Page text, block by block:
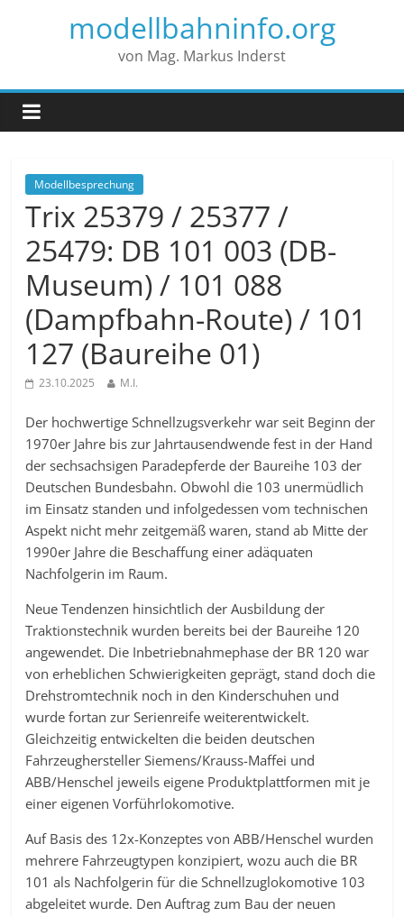
modellbahninfo.org
von Mag. Markus Inderst
Modellbesprechung
Trix 25379 / 25377 /
25479: DB 101 003 (DB-
Museum) / 101 088
(Dampfbahn-Route) / 101
127 (Baureihe 01)
23.10.2025 M.I.
Der hochwertige Schnellzugsverkehr war seit Beginn der
1970er Jahre bis zur Jahrtausendwende fest in der Hand
der sechsachsigen Paradepferde der Baureihe 103 der
Deutschen Bundesbahn. Obwohl die 103 unermüdlich
im Einsatz standen und infolgedessen vom technischen
Aspekt nicht mehr zeitgemäß waren, stand ab Mitte der
1990er Jahre die Beschaffung einer adäquaten
Nachfolgerin im Raum.
Neue Tendenzen hinsichtlich der Ausbildung der
Traktionstechnik wurden bereits bei der Baureihe 120
angewendet. Die Inbetriebnahmephase der BR 120 war
von erheblichen Schwierigkeiten geprägt, stand doch die
Drehstromtechnik noch in den Kinderschuhen und
wurde fortan zur Serienreife weiterentwickelt.
Gleichzeitig entwickelten die beiden deutschen
Fahrzeughersteller Siemens/Krauss-Maffei und
ABB/Henschel jeweils eigene Produktplattformen mit je
einer eigenen Vorführlokomotive.
Auf Basis des 12x-Konzeptes von ABB/Henschel wurden
mehrere Fahrzeugtypen konzipiert, wozu auch die BR
101 als Nachfolgerin für die Schnellzuglokomotive 103
abgeleitet wurde. Den Auftrag zum Bau der neuen